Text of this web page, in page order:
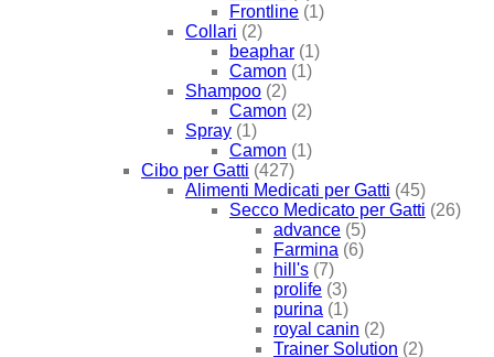
Frontline (1)
Collari (2)
beaphar (1)
Camon (1)
Shampoo (2)
Camon (2)
Spray (1)
Camon (1)
Cibo per Gatti (427)
Alimenti Medicati per Gatti (45)
Secco Medicato per Gatti (26)
advance (5)
Farmina (6)
hill's (7)
prolife (3)
purina (1)
royal canin (2)
Trainer Solution (2)